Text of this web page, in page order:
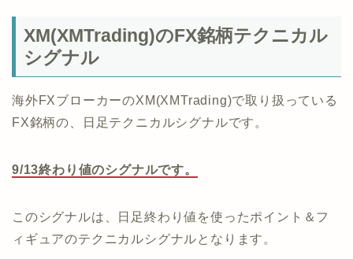
XM(XMTrading)のFX銘柄テクニカル
シグナル
海外FXブローカーのXM(XMTrading)で取り扱っている
FX銘柄の、日足テクニカルシグナルです。
9/13終わり値のシグナルです。
このシグナルは、日足終わり値を使ったポイント＆フ
ィギュアのテクニカルシグナルとなります。